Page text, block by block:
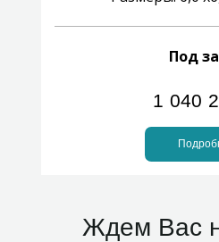
Под
1 040
Ждем Вас